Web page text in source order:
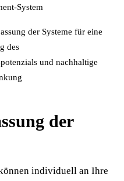
System
der Systeme für eine
des
und nachhaltige
der
individuell an Ihre